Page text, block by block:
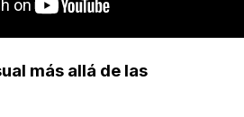
más allá de las